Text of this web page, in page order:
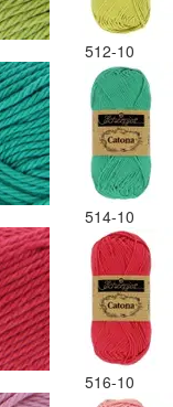
512-10
514-10
516-10